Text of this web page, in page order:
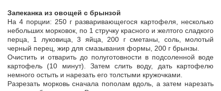
Запеканка из овощей с брынзой
На 4 порции: 250 г разваривающегося картофеля, несколько
небольших морковок, по 1 стручку красного и желтого сладкого
перца, 1 луковица, 3 яйца, 200 г сметаны, соль, молотый
черный перец, жир для смазывания формы, 200 г брынзы.
Очистить и отварить до полуготовности в подсоленной воде
картофель (10 минут). Затем слить воду, дать картофелю
немного остыть и нарезать его толстыми кружочками.
Разрезать морковь сначала пополам вдоль, а затем нарезать